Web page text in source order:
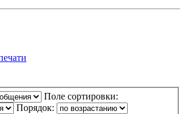
Поле сортировки:
Порядок: